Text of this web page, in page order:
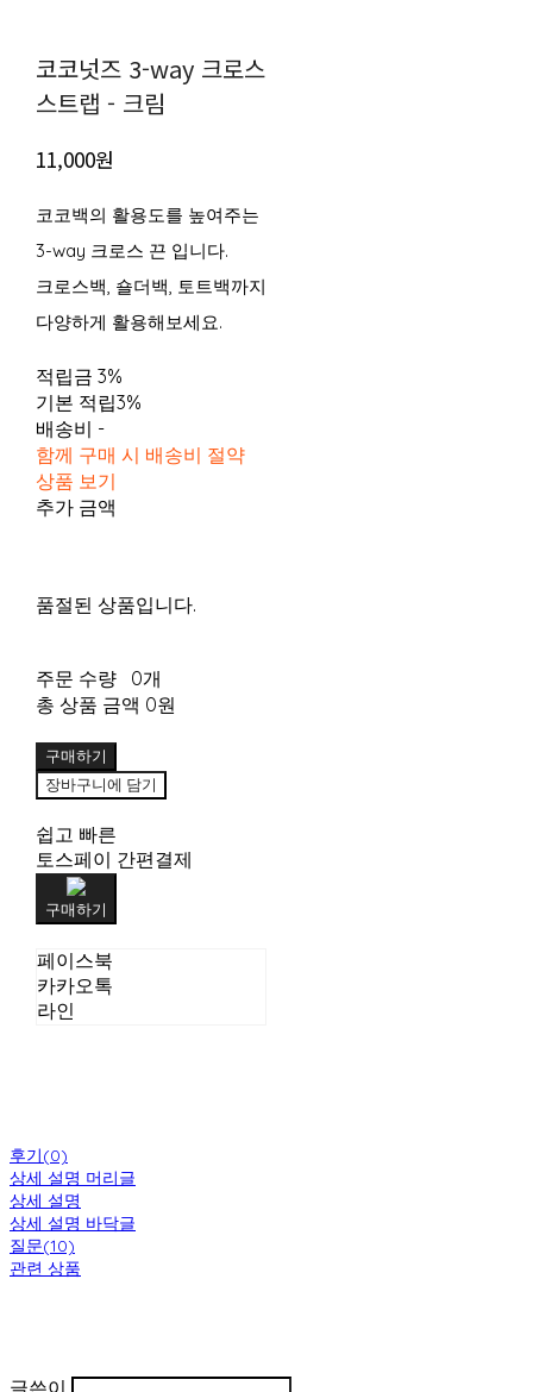
코코넛즈 3-way 크로스
스트랩 - 크림
11,000원
코코백의 활용도를 높여주는
3-way 크로스 끈 입니다.
크로스백, 숄더백, 토트백까지
다양하게 활용해보세요.
적립금 3%
기본 적립3%
배송비 -
함께 구매 시 배송비 절약
상품 보기
추가 금액
품절된 상품입니다.
주문 수량
0개
총 상품 금액 0원
구매하기
장바구니에 담기
쉽고 빠른
토스페이 간편결제
구매하기
페이스북
카카오톡
라인
후기(0)
상세 설명 머리글
상세 설명
상세 설명 바닥글
질문(10)
관련 상품